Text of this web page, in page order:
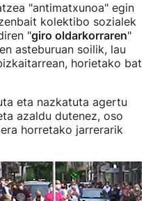
"antimatxunoa" egin
kolektibo sozialek
"giro oldarkorraren"
asteburuan soilik, lau
horietako bat
eta nazkatuta agertu
azaldu dutenez, oso
horretako jarrerarik